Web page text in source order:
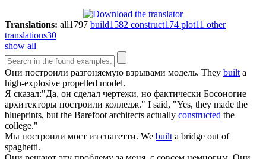
Translations: all1797 build1582 construct174 plot11 other
translations30
show all
Они построили разгоняемую взрывами модель. They builta
high-explosive propelled model.
Я сказал:"Да, он сделал чертежи, но фактически Босоногие
архитекторы построили колледж." I said, "Yes, they made the
blueprints, but the Barefoot architects actually constructed the
college."
Мы построили мост из спагетти. We builta bridge out of
spaghetti.